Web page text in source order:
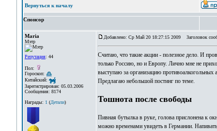
Вернуться к началу
Спонсор
Maria
Мэтр
Репутация: 44
Пол:
Гороскоп:
Китайский:
Зарегистрирован: 05.03.2006
Сообщения: 8174
Награды: 1 (Детали)
Добавлено: Ср Май 20 18:27:15 2009 Заголовок
Cчитаю, что такие акции - полезное дело. И
только Россию, но и Европу. Лично мне не
выступаю за организацию противоалкогольных
Предлагаю небольшой постинг по теме.
Тошнота после свободы
Пивная бутылка в руке, голова прислонена к
можно временами увидеть в Германии.